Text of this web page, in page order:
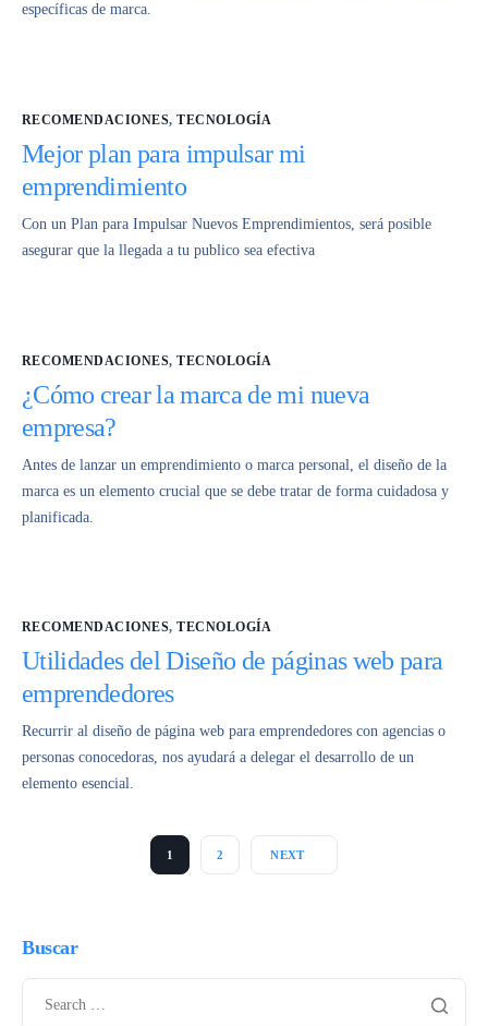
específicas de marca.
RECOMENDACIONES,TECNOLOGÍA
Mejor plan para impulsar mi
emprendimiento
Con un Plan para Impulsar Nuevos Emprendimientos, será posible
asegurar que la llegada a tu publico sea efectiva
RECOMENDACIONES,TECNOLOGÍA
¿Cómo crear la marca de mi nueva
empresa?
Antes de lanzar un emprendimiento o marca personal, el diseño de la
marca es un elemento crucial que se debe tratar de forma cuidadosa y
planificada.
RECOMENDACIONES,TECNOLOGÍA
Utilidades del Diseño de páginas web para
emprendedores
Recurrir al diseño de página web para emprendedores con agencias o
personas conocedoras, nos ayudará a delegar el desarrollo de un
elemento esencial.
1 2 NEXT
Buscar